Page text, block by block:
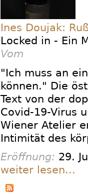
Ines Doujak:
Locked in - Ein
Vom
"Ich muss an
können." Die
Text von der
Covid-19-Virus
Wiener Atelier
Intimität des
Eröffnung: 29.
weiter lesen...